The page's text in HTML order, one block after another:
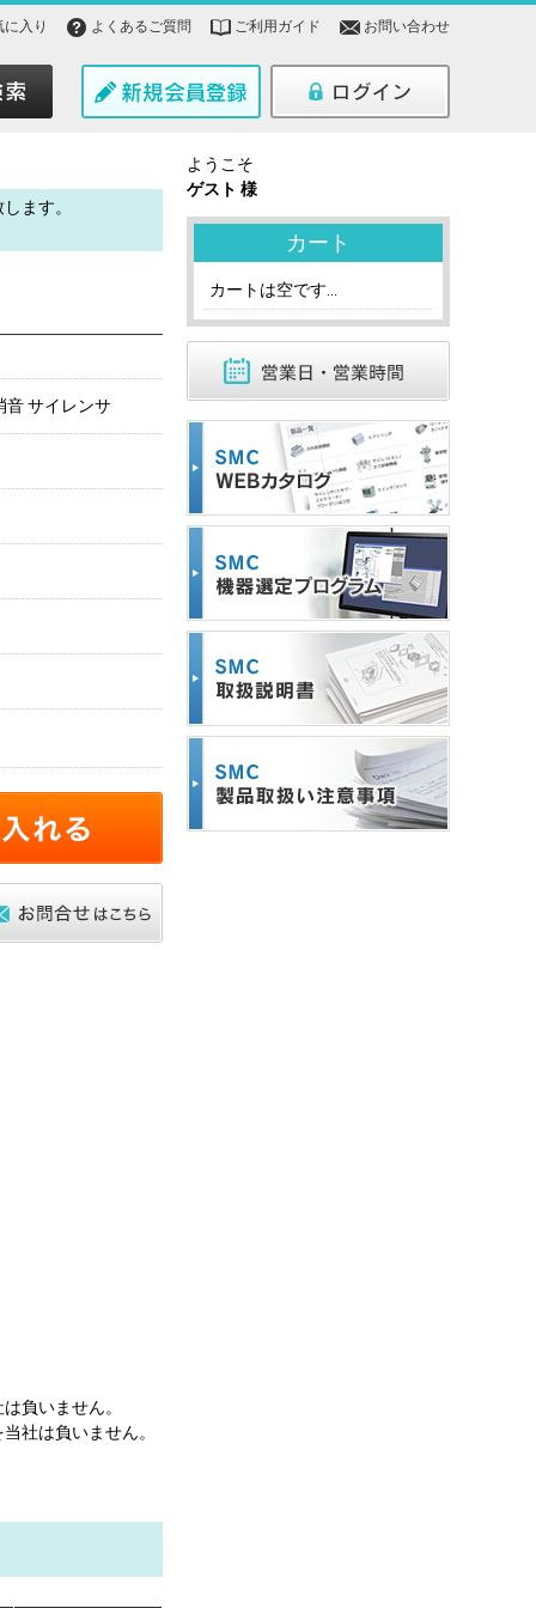
に入り よくあるご質問 ご利用ガイド お問い合わせ
ます。
音 サイレンサ
負いません。
社は負いません。
ようこそ
ゲスト 様
カート
カートは空です...